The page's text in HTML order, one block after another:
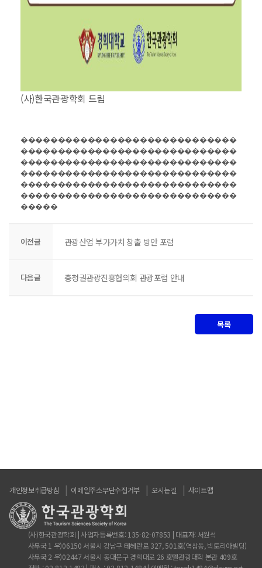
(사)한국관광학회 드림
�����������������������������
�����������������������������
�����������������������������
�����������������������������
�����������������������������
�����������������������������
�����
이전글 관광산업 부가가치 창출 방안 포럼
다음글 충청권관광진흥협의회 관광포럼 안내
목록
개인정보취급방침 이메일주소무단수집거부 오시는길 사이트맵
(사)한국관광학회 | 사업자등록번호: 135-82-07853 | 대표자: 서원석
사무국 1 우)06150 서울시 강남구 테헤란로 327, 501호(역삼동, 빅토리아빌딩)
사무국 2 우)02447 서울시 동대문구 경희대로 26 호텔관광대학 본관 409호